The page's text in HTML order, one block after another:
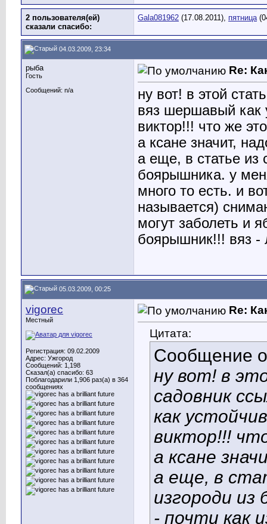
2 пользователя(ей)
сказали cпасибо:
Gala081962 (17.08.2011), пятница
04.03.2009, 23:34
рыба
Гость
Сообщений: n/a
Re:
ну вот! в этой
вяз шершавый как
виктор!!! что же
а ксане значит,
а еще, в статье из
боярышника. у
много то есть. и
называется)
могут заболеть и
боярышник!!! вяз -
05.03.2009, 00:25
vigorec
Местный
Регистрация: 09.02.2009
Адрес: Ужгород
Сообщений: 1,198
Сказал(а) спасибо: 63
Поблагодарили 1,906 раз(а) в 364
сообщениях
Re:
Цитата:
Сообщение
ну вот! в
садовник
как
виктор!!!
а ксане
а еще, в
изгороди
- почти как